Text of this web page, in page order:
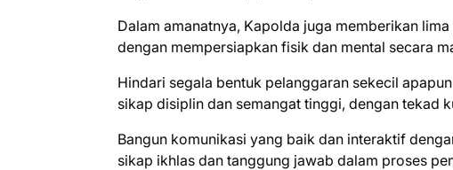
Dalam amanatnya, Kapolda juga memberikan
dengan mempersiapkan fisik dan mental secara
Hindari segala bentuk pelanggaran sekecil
sikap disiplin dan semangat tinggi, dengan tekad
Bangun komunikasi yang baik dan interaktif
sikap ikhlas dan tanggung jawab dalam proses